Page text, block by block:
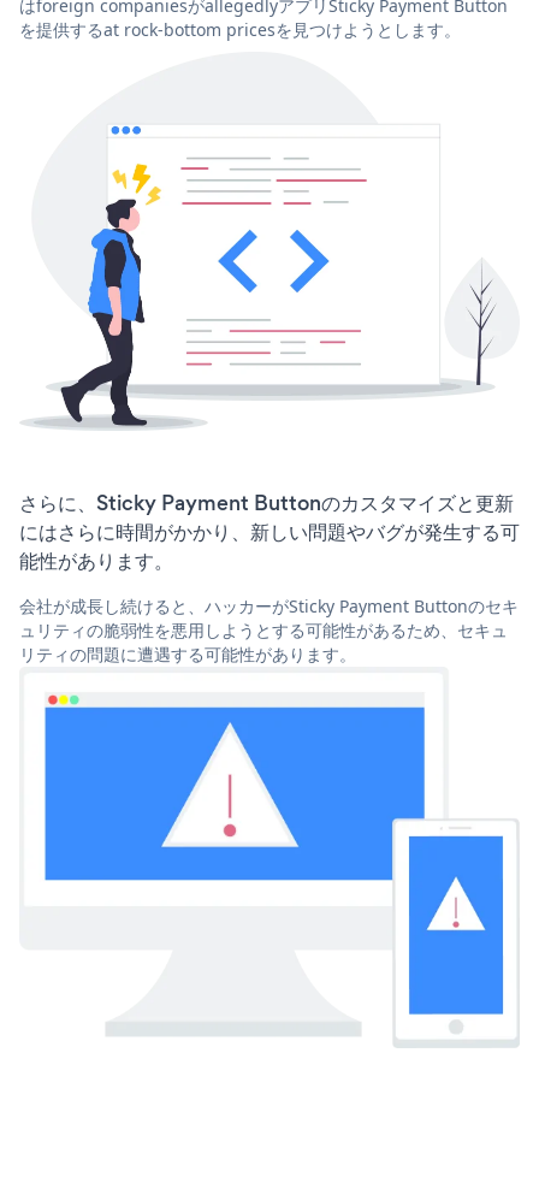
はforeign companiesがallegedlyアプリSticky Payment Button
を提供するat rock-bottom pricesを見つけようとします。
さらに、Sticky Payment Buttonのカスタマイズと更新
にはさらに時間がかかり、新しい問題やバグが発生する可
能性があります。
会社が成長し続けると、ハッカーがSticky Payment Buttonのセキ
ュリティの脆弱性を悪用しようとする可能性があるため、セキュ
リティの問題に遭遇する可能性があります。